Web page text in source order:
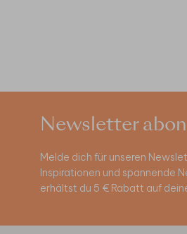
Newsletter
Melde dich für unseren
Inspirationen und spannende
erhältst du 5 € Rabatt auf